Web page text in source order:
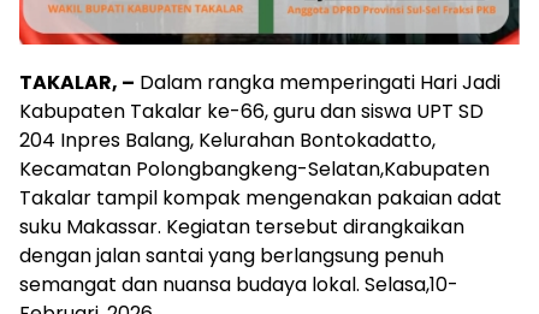
TAKALAR, – Dalam rangka memperingati Hari Jadi
Kabupaten Takalar ke-66, guru dan siswa UPT SD
204 Inpres Balang, Kelurahan Bontokadatto,
Kecamatan Polongbangkeng-Selatan,Kabupaten
Takalar tampil kompak mengenakan pakaian adat
suku Makassar. Kegiatan tersebut dirangkaikan
dengan jalan santai yang berlangsung penuh
semangat dan nuansa budaya lokal. Selasa,10-